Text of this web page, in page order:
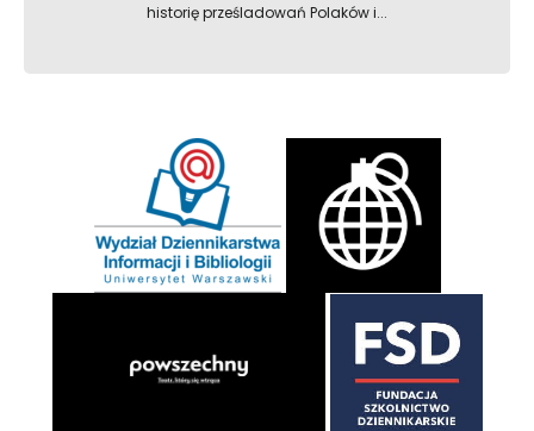
historię prześladowań Polaków i...